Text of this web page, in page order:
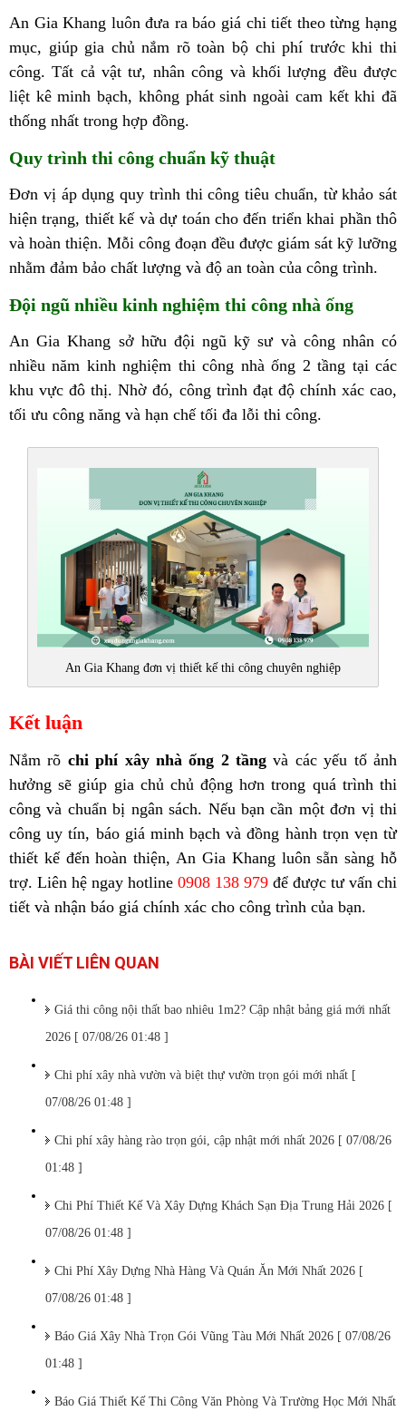
An Gia Khang luôn đưa ra báo giá chi tiết theo từng hạng
mục, giúp gia chủ nắm rõ toàn bộ chi phí trước khi thi
công. Tất cả vật tư, nhân công và khối lượng đều được
liệt kê minh bạch, không phát sinh ngoài cam kết khi đã
thống nhất trong hợp đồng.
Quy trình thi công chuẩn kỹ thuật
Đơn vị áp dụng quy trình thi công tiêu chuẩn, từ khảo sát
hiện trạng, thiết kế và dự toán cho đến triển khai phần thô
và hoàn thiện. Mỗi công đoạn đều được giám sát kỹ lưỡng
nhằm đảm bảo chất lượng và độ an toàn của công trình.
Đội ngũ nhiều kinh nghiệm thi công nhà ống
An Gia Khang sở hữu đội ngũ kỹ sư và công nhân có
nhiều năm kinh nghiệm thi công nhà ống 2 tầng tại các
khu vực đô thị. Nhờ đó, công trình đạt độ chính xác cao,
tối ưu công năng và hạn chế tối đa lỗi thi công.
An Gia Khang đơn vị thiết kế thi công chuyên nghiệp
Kết luận
Nắm rõ chi phí xây nhà ống 2 tầng và các yếu tố ảnh
hưởng sẽ giúp gia chủ chủ động hơn trong quá trình thi
công và chuẩn bị ngân sách. Nếu bạn cần một đơn vị thi
công uy tín, báo giá minh bạch và đồng hành trọn vẹn từ
thiết kế đến hoàn thiện, An Gia Khang luôn sẵn sàng hỗ
trợ. Liên hệ ngay hotline 0908 138 979 để được tư vấn chi
tiết và nhận báo giá chính xác cho công trình của bạn.
BÀI VIẾT LIÊN QUAN
Giá thi công nội thất bao nhiêu 1m2? Cập nhật bảng giá mới nhất
2026 [ 07/08/26 01:48 ]
Chi phí xây nhà vườn và biệt thự vườn trọn gói mới nhất [
07/08/26 01:48 ]
Chi phí xây hàng rào trọn gói, cập nhật mới nhất 2026 [ 07/08/26
01:48 ]
Chi Phí Thiết Kế Và Xây Dựng Khách Sạn Địa Trung Hải 2026 [
07/08/26 01:48 ]
Chi Phí Xây Dựng Nhà Hàng Và Quán Ăn Mới Nhất 2026 [
07/08/26 01:48 ]
Báo Giá Xây Nhà Trọn Gói Vũng Tàu Mới Nhất 2026 [ 07/08/26
01:48 ]
Báo Giá Thiết Kế Thi Công Văn Phòng Và Trường Học Mới Nhất